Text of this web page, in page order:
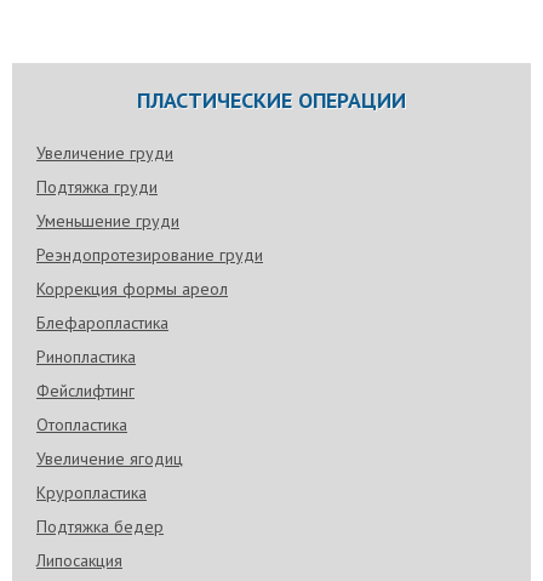
ПЛАСТИЧЕСКИЕ ОПЕРАЦИИ
Увеличение груди
Подтяжка груди
Уменьшение груди
Реэндопротезирование груди
Коррекция формы ареол
Блефаропластика
Ринопластика
Фейслифтинг
Отопластика
Увеличение ягодиц
Круропластика
Подтяжка бедер
Липосакция